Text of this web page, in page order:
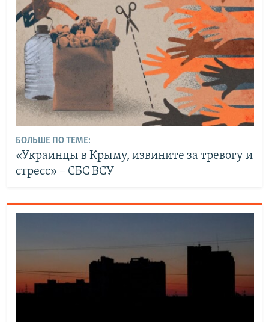
БОЛЬШЕ ПО ТЕМЕ:
«Украинцы в Крыму, извините за тревогу и
стресс» – СБС ВСУ